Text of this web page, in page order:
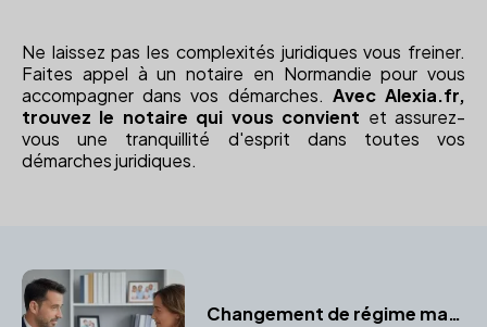
Ne laissez pas les complexités juridiques vous freiner.
Faites appel à un notaire en Normandie pour vous
accompagner dans vos démarches. Avec Alexia.fr,
trouvez le notaire qui vous convient et assurez-
vous une tranquillité d'esprit dans toutes vos
démarches juridiques.
Changement de régime matrimonial